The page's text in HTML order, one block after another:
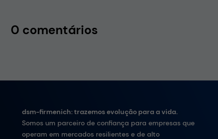
0 comentários
dsm-firmenich: trazemos evolução para a vida.
Somos um parceiro de confiança para empresas que
operam em mercados resilientes e de alto